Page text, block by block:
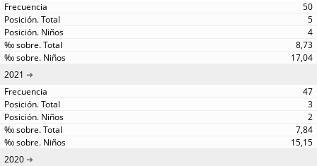
50
5
4
8,73
17,04
2021
47
3
2
7,84
15,15
2020